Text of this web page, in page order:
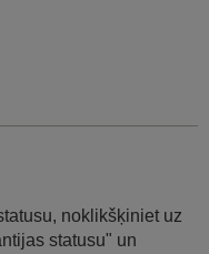
noklikšķiniet uz
statusu" un